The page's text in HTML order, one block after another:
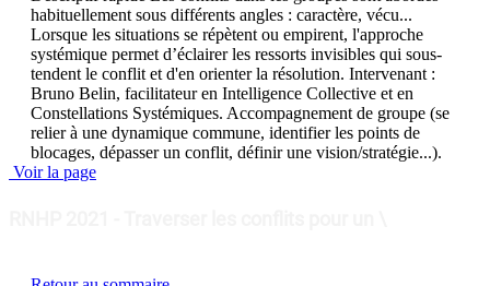
habituellement sous différents angles : caractère, vécu...
Lorsque les situations se répètent ou empirent, l'approche
systémique permet d’éclairer les ressorts invisibles qui sous-
tendent le conflit et d'en orienter la résolution. Intervenant :
Bruno Belin, facilitateur en Intelligence Collective et en
Constellations Systémiques. Accompagnement de groupe (se
relier à une dynamique commune, identifier les points de
blocages, dépasser un conflit, définir une vision/stratégie...).
Voir la page